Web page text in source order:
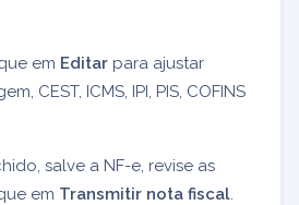
em Editar para ajustar
CEST, ICMS, IPI, PIS, COFINS
salve a NF-e, revise as
em Transmitir nota fiscal